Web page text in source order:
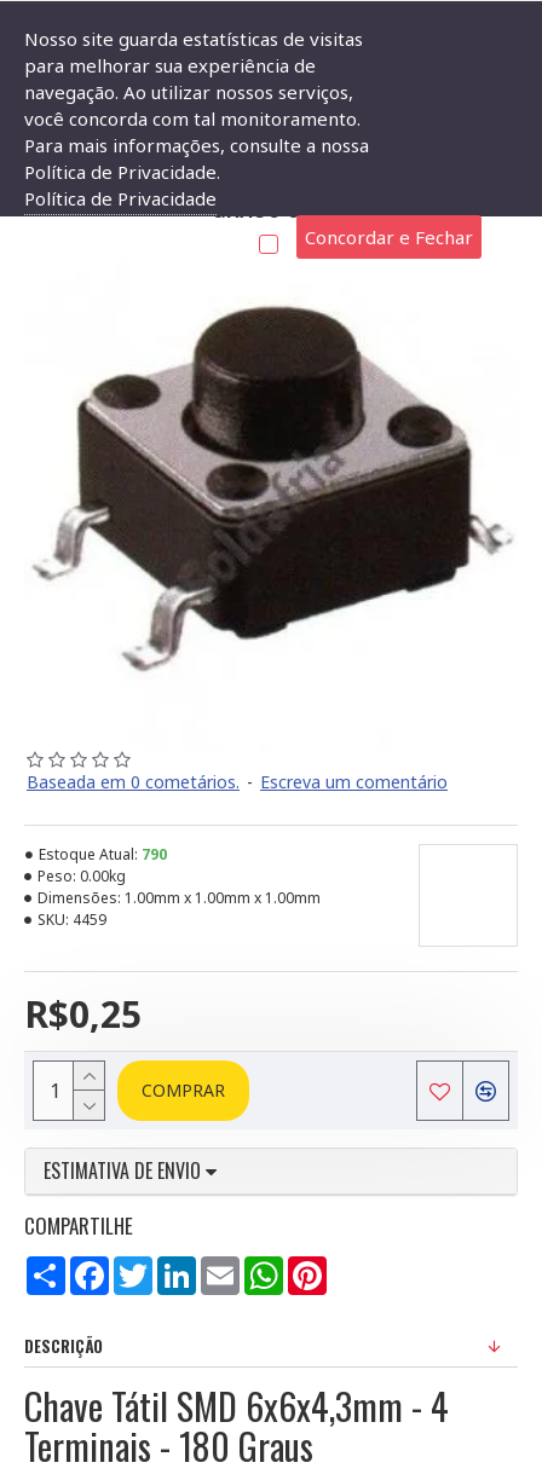
Chave Tactil 6x6x4,3mm 4 Terminais 180 Graus SMD
CHAVE TACTIL 6X6X4,3MM 4 TERMINAIS 180
GRAUS SMD
Baseada em 0 cometários. - Escreva um comentário
R$0,25
Estoque Atual: 790
Peso: 0.00kg
Dimensões: 1.00mm x 1.00mm x 1.00mm
SKU: 4459
COMPRAR
ESTIMATIVA DE ENVIO
COMPARTILHE
Compartilhar
FacebookTwitterLinkedInEmail WhatsApp
DESCRIÇÃO
Chave Tátil SMD 6x6x4,3mm - 4
Terminais - 180 Graus
Nosso site guarda estatísticas de visitas
para melhorar sua experiência de
navegação. Ao utilizar nossos serviços,
você concorda com tal monitoramento.
Para mais informações, consulte a nossa
Política de Privacidade.
Política de Privacidade
Concordar e Fechar